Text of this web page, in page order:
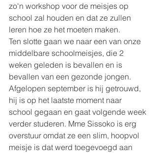
zo'n workshop voor de meisjes op
school zal houden en dat ze zullen
leren hoe ze het moeten maken.
Ten slotte gaan we naar een van onze
middelbare schoolmeisjes, die 2
weken geleden is bevallen en is
bevallen van een gezonde jongen.
Afgelopen september is hij getrouwd,
hij is op het laatste moment naar
school gegaan en gaat volgende week
verder studeren. Mme Sissoko is erg
overstuur omdat ze een slim, hoopvol
meisje is dat werd toegevoegd aan